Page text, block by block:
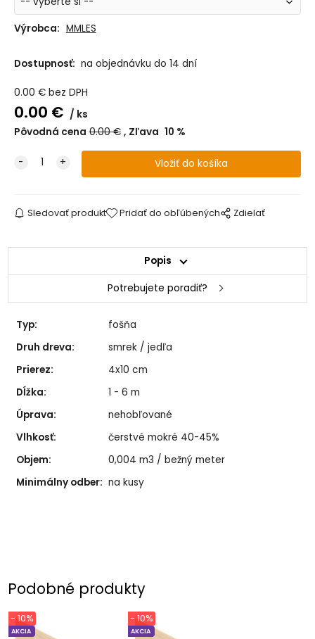
Výrobca: MMLES
Dostupnosť: na objednávku do 14 dní
0.00 € bez DPH
0.00 €
ks
Pôvodná cena 0.00€ Zľava 10 %
Sledovať produkt Pridať do obľúbených Zdielať
Popis
Potrebujete poradiť?
Typ:
fošňa
Druh dreva:
smrek / jedľa
Prierez:
4x10 cm
Dĺžka:
1 - 6 m
Úprava:
nehobľované
Vlhkosť:
čerstvé mokré 40-45%
Objem:
0,004 m3 / bežný meter
Minimálny odber: na kusy
Podobné produkty
AKCIA
- 10%
AKCIA
- 10%